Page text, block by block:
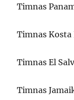
Timnas
Timnas Kosta
Timnas El
Timnas